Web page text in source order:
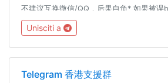
不建议互换微信/QQ，后果自负* 如果被误
@fTVaS79 。* 有意做管理的 @fTVaS79
股 ETF 理财 经济 基金 股市 金融 财经 港股
Unisciti a
Telegram 香港支援群